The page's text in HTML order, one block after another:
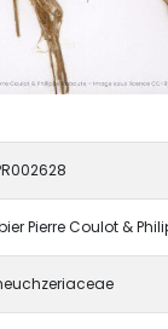
Pierre Coulot &